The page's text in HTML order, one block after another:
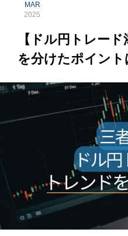
MAR
2025
【ドル円トレー
を分けたポイント